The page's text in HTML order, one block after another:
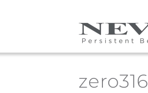
Skip to main content
zero316